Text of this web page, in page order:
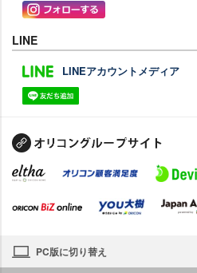
LINE
LINEアカウントメディア
PC版に切り替え